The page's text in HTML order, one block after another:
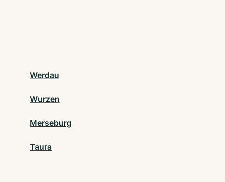
Werdau
Wurzen
Merseburg
Taura